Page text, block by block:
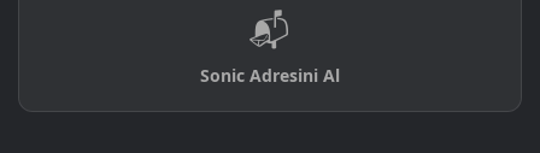
📬
Sonic Adresini Al